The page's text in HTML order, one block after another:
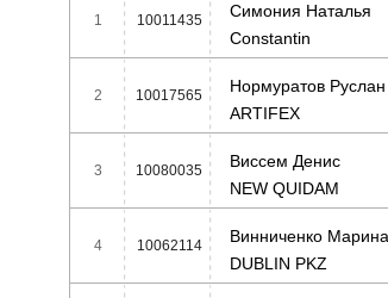
1 10011435
Симония Наталья
Constantin
2 10017565
Нормуратов Руслан
ARTIFEX
3 10080035
Виссем Денис
NEW QUIDAM
4 10062114
Винниченко Марина
DUBLIN PKZ